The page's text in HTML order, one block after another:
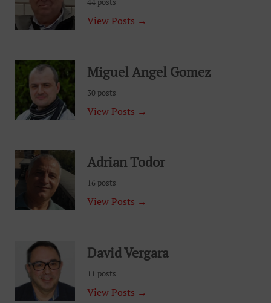
44 posts
View Posts →
Miguel Angel Gomez
30 posts
View Posts →
Adrian Todor
16 posts
View Posts →
David Vergara
11 posts
View Posts →